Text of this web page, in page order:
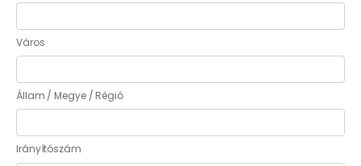
Város
Állam / Megye / Régió
Irányítószám